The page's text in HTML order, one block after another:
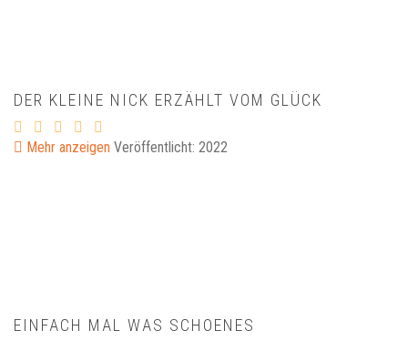
DER KLEINE NICK ERZÄHLT VOM GLÜCK
Mehr anzeigen Veröffentlicht: 2022
EINFACH MAL WAS SCHOENES